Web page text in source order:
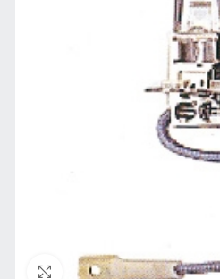
Нажмите, чтобы увеличить